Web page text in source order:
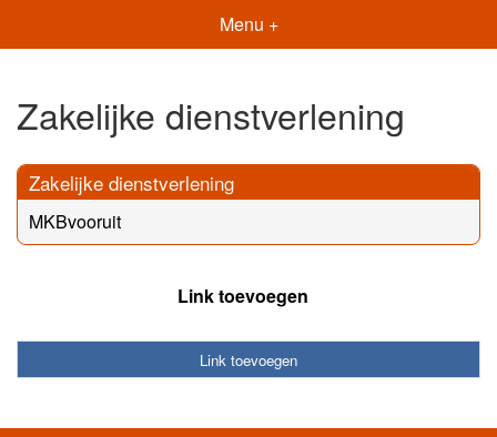
Menu +
Zakelijke dienstverlening
Zakelijke dienstverlening
MKBvooruit
Link toevoegen
Link toevoegen